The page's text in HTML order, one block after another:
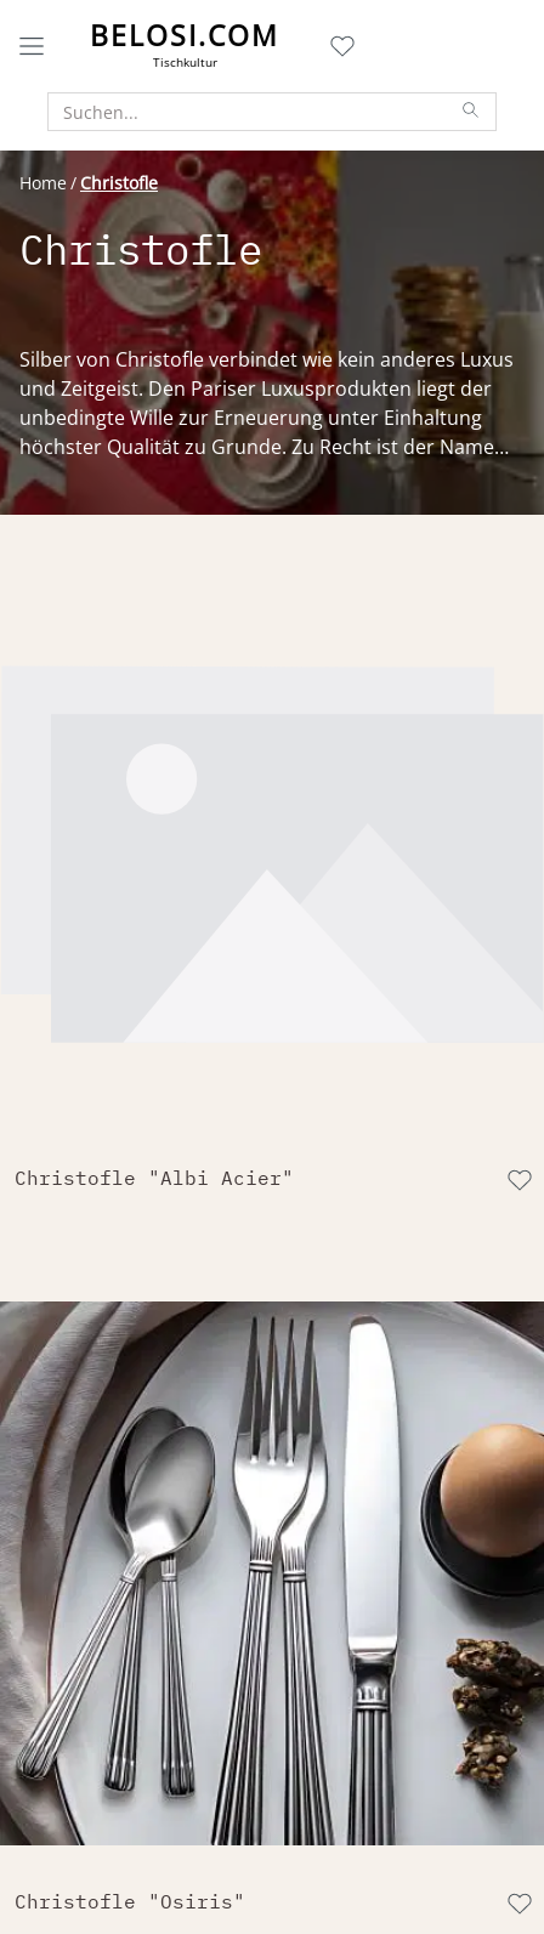
BELOSI.COM
Tischkultur
Home Christofle
Christofle
Silber von Christofle verbindet wie kein anderes Luxus
und Zeitgeist. Den Pariser Luxusprodukten liegt der
unbedingte Wille zur Erneuerung unter Einhaltung
höchster Qualität zu Grunde. Zu Recht ist der Name
der französischen Marke Christofle in aller Welt
Synonym für französisches Design und Luxus. Die
Christofle "Albi Acier"
Christofle "Osiris"